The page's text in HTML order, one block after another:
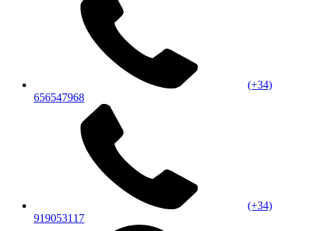
(+34)
656547968
(+34)
919053117